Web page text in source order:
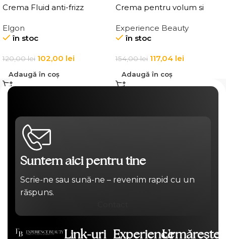
Crema Fluid anti-frizz
Slick Anti-Frizz Fluid
Elgon
în stoc
120,00lei 102,00 lei
Adaugă în coș
Crema pentru volum si
Elgon 20 Volumizing
Thickening Cream
Experience Beauty
în stoc
154,00lei 117,04 lei
Adaugă în coș
Suntem aici pentru tine
Scrie-ne sau sună-ne – revenim rapid cu un
răspuns.
Link-uri ExperienceUrmărește-